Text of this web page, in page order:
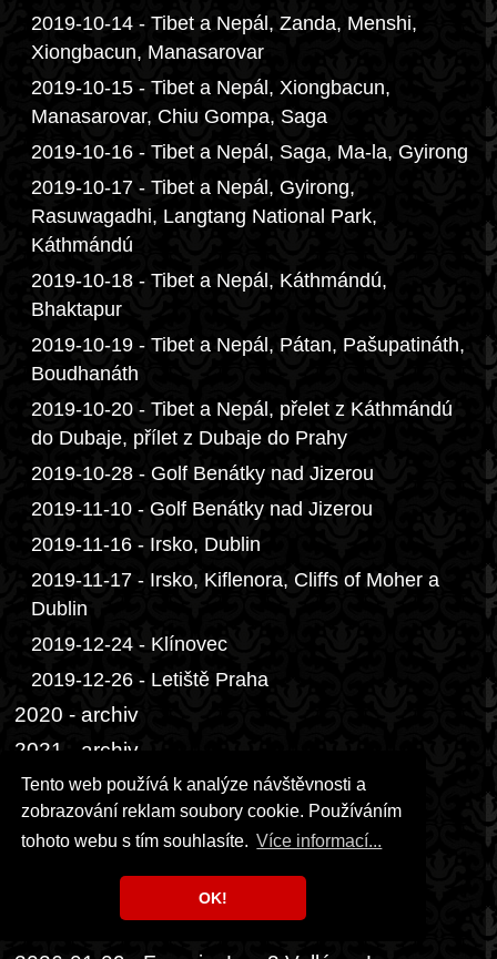
Tento web používá k analýze návštěvnosti a
zobrazování reklam soubory cookie. Používáním
tohoto webu s tím souhlasíte. Více informací...
OK!
2019-10-14 - Tibet a Nepál, Zanda, Menshi,
Xiongbacun, Manasarovar
2019-10-15 - Tibet a Nepál, Xiongbacun,
Manasarovar, Chiu Gompa, Saga
2019-10-16 - Tibet a Nepál, Saga, Ma-la, Gyirong
2019-10-17 - Tibet a Nepál, Gyirong,
Rasuwagadhi, Langtang National Park,
Káthmándú
2019-10-18 - Tibet a Nepál, Káthmándú,
Bhaktapur
2019-10-19 - Tibet a Nepál, Pátan, Pašupatináth,
Boudhanáth
2019-10-20 - Tibet a Nepál, přelet z Káthmándú
do Dubaje, přílet z Dubaje do Prahy
2019-10-28 - Golf Benátky nad Jizerou
2019-11-10 - Golf Benátky nad Jizerou
2019-11-16 - Irsko, Dublin
2019-11-17 - Irsko, Kiflenora, Cliffs of Moher a
Dublin
2019-12-24 - Klínovec
2019-12-26 - Letiště Praha
2020 - archiv
2021 - archiv
2022 - archiv
2023 - archiv
2026-01-08 - Francie, Les 3 Vallées